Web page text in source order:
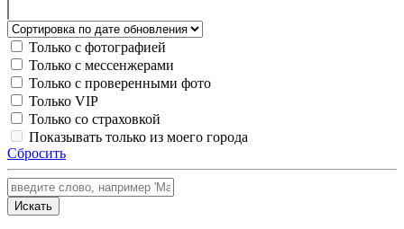
Только с фотографией
Только с мессенжерами
Только с проверенными фото
Только VIP
Только со страховкой
Показывать только из моего города
Сбросить
Искать